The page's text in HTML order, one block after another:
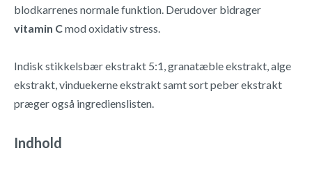
blodkarrenes normale funktion. Derudover bidrager
vitamin Cmod oxidativ stress.
Indisk stikkelsbær ekstrakt 5:1, granatæble ekstrakt, alge
ekstrakt, vinduekerne ekstrakt samt sort peber ekstrakt
præger også ingredienslisten.
Indhold